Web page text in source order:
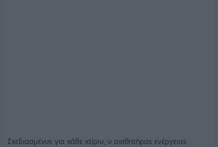
Σχεδιασμένος για κάθε κτίριο, ο αισθητήρας ενέργειας